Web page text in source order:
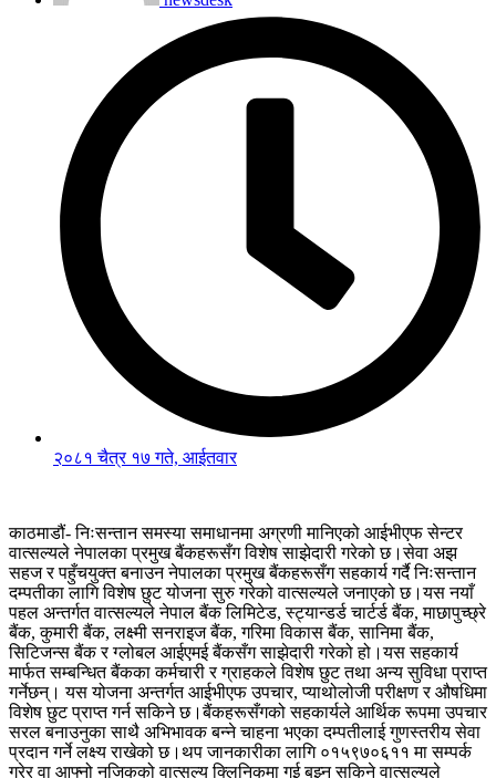
२०८१ चैत्र १७ गते, आईतवार
काठमाडौं- निःसन्तान समस्या समाधानमा अग्रणी मानिएको आईभीएफ सेन्टर
वात्सल्यले नेपालका प्रमुख बैंकहरूसँग विशेष साझेदारी गरेको छ।सेवा अझ
सहज र पहुँचयुक्त बनाउन नेपालका प्रमुख बैंकहरूसँग सहकार्य गर्दै निःसन्तान
दम्पतीका लागि विशेष छुट योजना सुरु गरेको वात्सल्यले जनाएको छ।यस नयाँ
पहल अन्तर्गत वात्सल्यले नेपाल बैंक लिमिटेड, स्ट्यान्डर्ड चार्टर्ड बैंक, माछापुच्छ्रे
बैंक, कुमारी बैंक, लक्ष्मी सनराइज बैंक, गरिमा विकास बैंक, सानिमा बैंक,
सिटिजन्स बैंक र ग्लोबल आईएमई बैंकसँग साझेदारी गरेको हो।यस सहकार्य
मार्फत सम्बन्धित बैंकका कर्मचारी र ग्राहकले विशेष छुट तथा अन्य सुविधा प्राप्त
गर्नेछन्। यस योजना अन्तर्गत आईभीएफ उपचार, प्याथोलोजी परीक्षण र औषधिमा
विशेष छुट प्राप्त गर्न सकिने छ।बैंकहरूसँगको सहकार्यले आर्थिक रूपमा उपचार
सरल बनाउनुका साथै अभिभावक बन्ने चाहना भएका दम्पतीलाई गुणस्तरीय सेवा
प्रदान गर्ने लक्ष्य राखेको छ।थप जानकारीका लागि ०१५९७०६११ मा सम्पर्क
गरेर वा आफ्नो नजिकको वात्सल्य क्लिनिकमा गई बुझ्न सकिने वात्सल्यले